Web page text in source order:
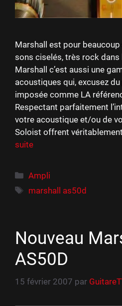
Marshall est pour
sons ciselés, très rock dans
Marshall c’est aussi une
acoustiques qui, excusez du
imposée comme LA
Respectant parfaitement
votre acoustique et/ou de
Soloist offrent
suite
Catégories
Ampli
Étiquettes
marshall as50d
Nouveau
AS50D
15 février 2007 par